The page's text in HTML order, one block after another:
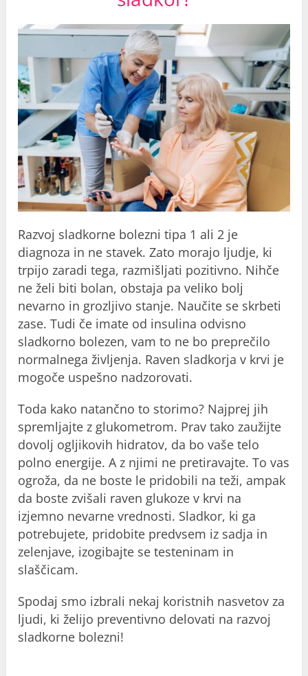
Razvoj sladkorne bolezni tipa 1 ali 2 je
diagnoza in ne stavek. Zato morajo ljudje, ki
trpijo zaradi tega, razmišljati pozitivno. Nihče
ne želi biti bolan, obstaja pa veliko bolj
nevarno in grozljivo stanje. Naučite se skrbeti
zase. Tudi če imate od insulina odvisno
sladkorno bolezen, vam to ne bo preprečilo
normalnega življenja. Raven sladkorja v krvi je
mogoče uspešno nadzorovati.
Toda kako natančno to storimo? Najprej jih
spremljajte z glukometrom. Prav tako zaužijte
dovolj ogljikovih hidratov, da bo vaše telo
polno energije. A z njimi ne pretiravajte. To vas
ogroža, da ne boste le pridobili na teži, ampak
da boste zvišali raven glukoze v krvi na
izjemno nevarne vrednosti. Sladkor, ki ga
potrebujete, pridobite predvsem iz sadja in
zelenjave, izogibajte se testeninam in
slaščicam.
Spodaj smo izbrali nekaj koristnih nasvetov za
ljudi, ki želijo preventivno delovati na razvoj
sladkorne bolezni!